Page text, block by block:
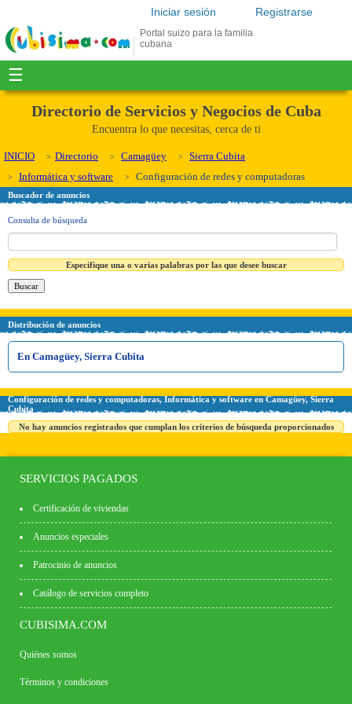
Registrarse
Iniciar sesión
Portal suizo para la familia
cubana
☰
Directorio de Servicios y Negocios de Cuba
Encuentra lo que necesitas, cerca de ti
INICIO Directorio Camagüey
Sierra Cubita
Informática y software
Configuración de redes y computadoras
Buscador de anuncios
Consulta de búsqueda
Especifique una o varias palabras por las que desee buscar
Distribución de anuncios
En Camagüey, Sierra Cubita
Configuración de redes y computadoras, Informática y software en Camagüey, Sierra
Cubita
No hay anuncios registrados que cumplan los criterios de búsqueda proporcionados
SERVICIOS PAGADOS
Certificación de viviendas
Anuncios especiales
Patrocinio de anuncios
Catálogo de servicios completo
CUBISIMA.COM
Quiénes somos
Términos y condiciones